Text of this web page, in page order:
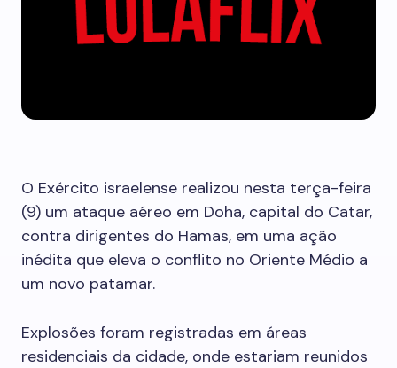
O Exército israelense realizou nesta terça-feira
(9) um ataque aéreo em Doha, capital do Catar,
contra dirigentes do Hamas, em uma ação
inédita que eleva o conflito no Oriente Médio a
um novo patamar.
Explosões foram registradas em áreas
residenciais da cidade, onde estariam reunidos